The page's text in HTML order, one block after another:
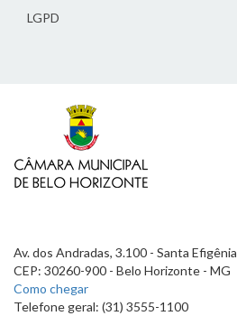
LGPD
Av. dos Andradas, 3.100 - Santa Efigênia
CEP: 30260-900 - Belo Horizonte - MG
Como chegar
Telefone geral: (31) 3555-1100